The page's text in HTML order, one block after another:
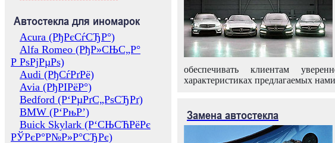
Автостекла для иномарок
Acura (РђРєСѓСЂР°)
Alfa Romeo (РђР»СЊС„Р°
Р РѕРјРµРѕ)
Audi (РђСѓРґРё)
Avia (РђРІРёР°)
Bedford (Р‘РµРґС„РѕСЂРґ)
BMW (Р‘РњР’)
Buick Skylark (Р‘СЊСЋРёРє
РЎРєР°Р№Р»Р°СЂРє)
обеспечивать клиентам
характеристиках предлагаемых
Замена автостекла